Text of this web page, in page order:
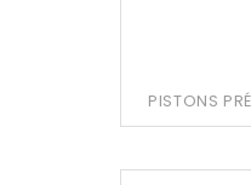
PISTONS